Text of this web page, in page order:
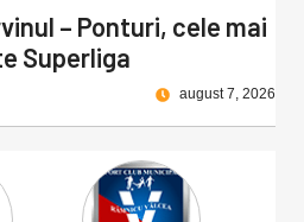
– Ponturi, cele mai
Superliga
august 7, 2026